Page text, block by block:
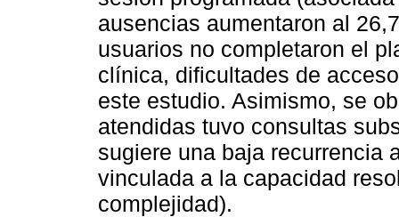
ausencias aumentaron al
usuarios no completaron el
clínica, dificultades de
este estudio. Asimismo, se
atendidas tuvo consultas
sugiere una baja recurrencia
vinculada a la capacidad
complejidad).